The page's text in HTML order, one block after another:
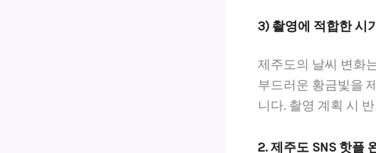
3) 촬영에 적합한 시
제주도의 날씨 변화
부드러운 황금빛을
니다. 촬영 계획 시
2. 제주도 SNS 핫플